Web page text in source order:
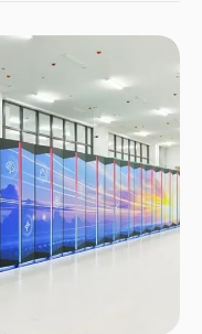
목을 잡는다면 선두 입지가
라고 경고했다. 허가 없이
이었는데, 이런 장점이
스 의장의 반응은 미국이
인 예다. 실제로 16일 중국
공개 가중치) 모델 키미
격론이 벌어졌다. 2.8조 개
에서 앤트로픽의 ‘페이블
모델을 앞섰기 때문이다. 👉
… 토큰 경제 대전환